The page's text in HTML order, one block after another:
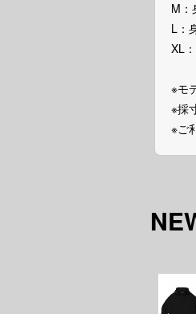
M：
L：
XL
※モ
※採
※ご